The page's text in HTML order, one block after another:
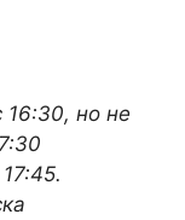
но не